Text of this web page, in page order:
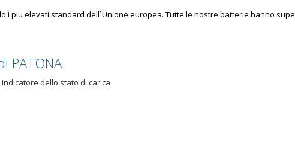
i piu elevati standard dell`Unione europea. Tutte le nostre batterie hanno
PATONA
dello stato di carica